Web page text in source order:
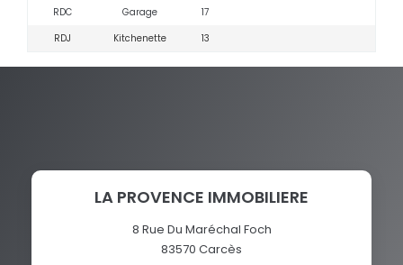
RDC
Garage
17
RDJ
Kitchenette 13
LA PROVENCE IMMOBILIERE
8 Rue Du Maréchal Foch
83570 Carcès